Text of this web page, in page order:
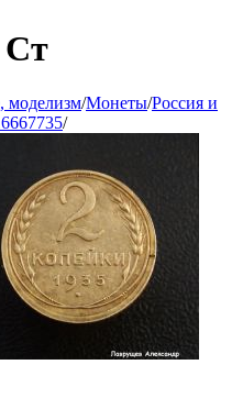
Ст
моделизм/Монеты/Россия и
/